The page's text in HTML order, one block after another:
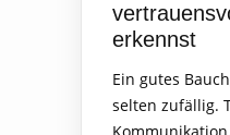
erkennst
Ein gutes
selten zufällig.